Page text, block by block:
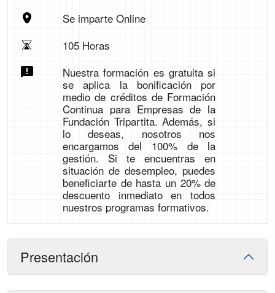
Se imparte Online
105 Horas
Nuestra formación es gratuita si
se aplica la bonificación por
medio de créditos de Formación
Continua para Empresas de la
Fundación Tripartita. Además, si
lo deseas, nosotros nos
encargamos del 100% de la
gestión. Si te encuentras en
situación de desempleo, puedes
beneficiarte de hasta un 20% de
descuento inmediato en todos
nuestros programas formativos.
Presentación